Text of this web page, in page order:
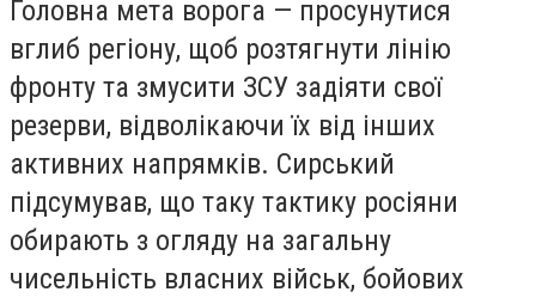
Головна мета ворога — просунутися
вглиб регіону, щоб розтягнути лінію
фронту та змусити ЗСУ задіяти свої
резерви, відволікаючи їх від інших
активних напрямків. Сирський
підсумував, що таку тактику росіяни
обирають з огляду на загальну
чисельність власних військ, бойових